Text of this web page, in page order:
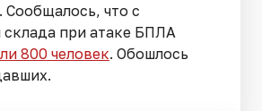
. Сообщалось, что с
склада при атаке БПЛА
800 человек. Обошлось